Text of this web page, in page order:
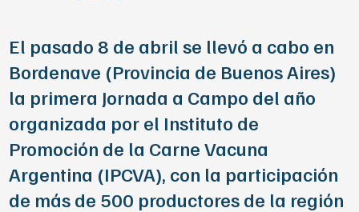
El pasado 8 de abril se llevó a cabo en
Bordenave (Provincia de Buenos Aires)
la primera Jornada a Campo del año
organizada por el Instituto de
Promoción de la Carne Vacuna
Argentina (IPCVA), con la participación
de más de 500 productores de la región